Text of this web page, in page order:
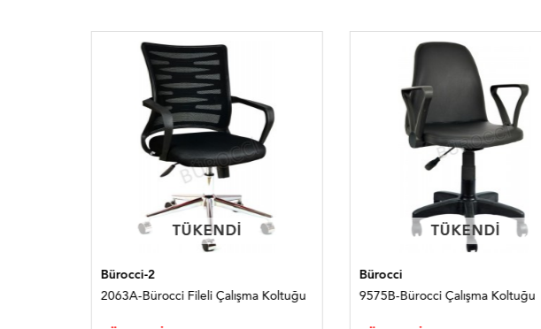
TÜKENDI
TÜKENDI
Bürocci-2
2063A-Bürocci Fileli Çalışma Koltuğu
TÜKENDI
TÜKENDI
Bürocci
9575B-Bürocci Çalışma Koltuğu